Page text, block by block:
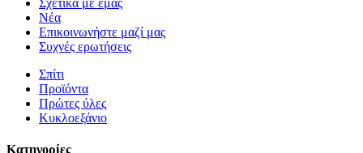
Σχετικά με εμάς
Νέα
Επικοινωνήστε μαζί μας
Συχνές ερωτήσεις
Σπίτι
Προϊόντα
Πρώτες ύλες
Κυκλοεξάνιο
Κατηγορίες